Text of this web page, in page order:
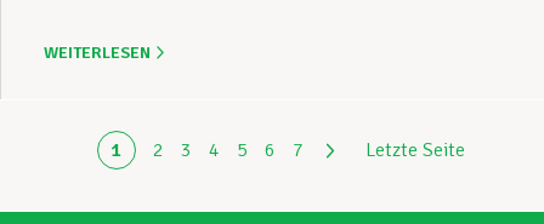
WEITERLESEN
1 2 3 4 5 6 7 Letzte Seite